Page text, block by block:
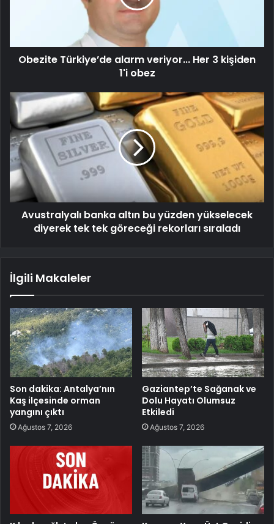
Obezite Türkiye’de alarm veriyor... Her 3 kişiden
1'i obez
Avustralyalı banka altın bu yüzden yükselecek
diyerek tek tek göreceği rekorları sıraladı
İlgili Makaleler
Son dakika: Antalya’nın
Kaş ilçesinde orman
yangını çıktı
Ağustos 7, 2026
Gaziantep’te Sağanak ve
Dolu Hayatı Olumsuz
Etkiledi
Ağustos 7, 2026